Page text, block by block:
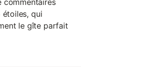
commentaires
qui
le gîte parfait